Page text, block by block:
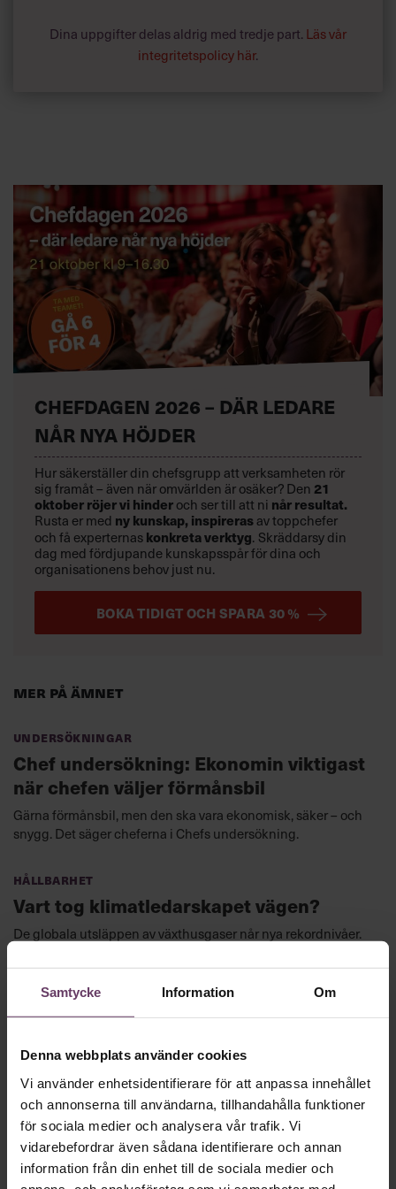
Samtycke Information Om
Denna webbplats använder cookies
Vi använder enhetsidentifierare för att anpassa innehållet
och annonserna till användarna, tillhandahålla funktioner
för sociala medier och analysera vår trafik. Vi
vidarebefordrar även sådana identifierare och annan
information från din enhet till de sociala medier och
klimatambitioner krockar med företagets affärsmodell?
Dina uppgifter delas aldrig med tredje part. Läs vår
integritetspolicy här.
Mer på ämnet
Undersökningar
Chef undersökning: Ekonomin viktigast
när chefen väljer förmånsbil
Gärna förmånsbil, men den ska vara ekonomisk, säker – och
snygg. Det säger cheferna i Chefs undersökning.
Hållbarhet
Vart tog klimatledarskapet vägen?
De globala utsläppen av växthusgaser når nya rekordnivåer.
ett par år sedan?
CHEFDAGEN 2026 – DÄR LEDARE
NÅR NYA HÖJDER
Hur säkerställer din chefsgrupp att verksamheten rör
sig framåt – även när omvärlden är osäker? Den 21
oktoberröjer vi hinderoch ser till att ni når resultat.
Rusta er med ny kunskap, inspirerasav toppchefer
och få experternaskonkreta verktyg. Skräddarsy din
dag med fördjupande kunskapsspår för dina och
organisationens behov just nu.
BOKA TIDIGT OCH SPARA 30 %
Hållbarhet